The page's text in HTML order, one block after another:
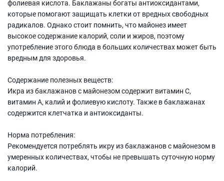
фолиевая кислота. Баклажаны богаты антиоксидантами,
которые помогают защищать клетки от вредных свободных
радикалов. Однако стоит помнить, что майонез имеет
высокое содержание калорий, соли и жиров, поэтому
употребление этого блюда в больших количествах может быть
вредным для здоровья.
Содержание полезных веществ:
Икра из баклажанов с майонезом содержит витамин С,
витамин А, калий и фолиевую кислоту. Также в баклажанах
содержится клетчатка и антиоксиданты.
Норма потребления:
Рекомендуется потреблять икру из баклажанов с майонезом в
умеренных количествах, чтобы не превышать суточную норму
калорий.